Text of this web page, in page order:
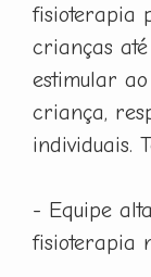
fisioterapia
crianças
estimular
criança,
individuais.
- Equipe
fisioterapia